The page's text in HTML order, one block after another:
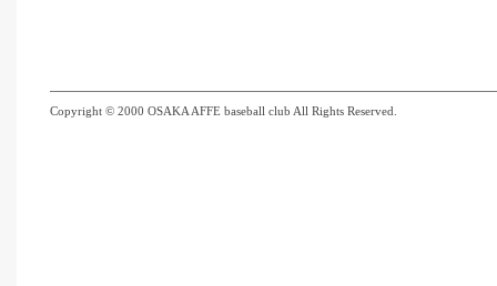
Copyright © 2000 OSAKA AFFE baseball club All Rights Reserved.